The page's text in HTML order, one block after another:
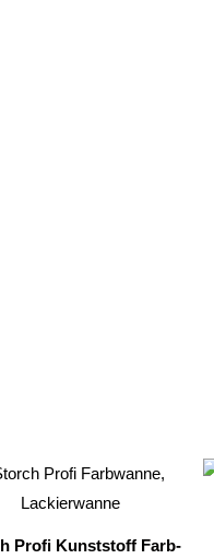
Profi Kunststoff Farb-
Dieses
Produkt